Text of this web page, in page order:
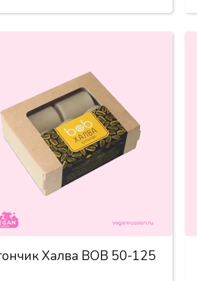
Халва BOB 50-125